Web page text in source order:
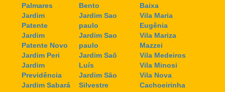
Palmares
Jardim
Patente
Jardim
Patente Novo
Jardim Peri
Jardim
Previdência
Jardim Sabará
Bento
Jardim Sao
paulo
Jardim Sao
paulo
Jardim Saõ
Luís
Jardim São
Silvestre
Baixa
Vila Maria
Eugênia
Vila Mariza
Mazzei
Vila Medeiros
Vila Minosi
Vila Nova
Cachoeirinha